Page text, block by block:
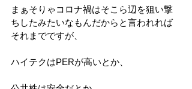
まぁそりゃコロナ禍はそこら辺を狙い撃
ちしたみたいなもんだからと言われれば
それまでですが、
ハイテクはPERが高いとか、